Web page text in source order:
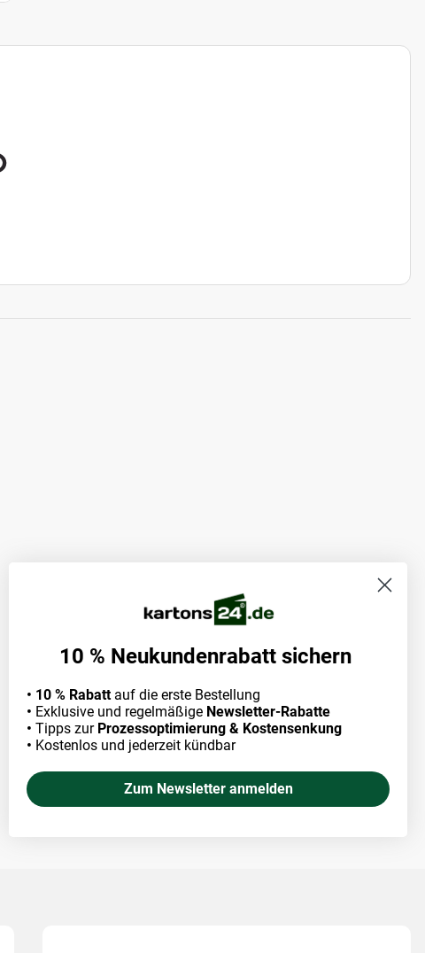
10 % Neukundenrabatt sichern
• 10 % Rabatt auf die erste Bestellung
• Exklusive und regelmäßige Newsletter-Rabatte
• Tipps zur Prozessoptimierung & Kostensenkung
• Kostenlos und jederzeit kündbar
Zum Newsletter anmelden